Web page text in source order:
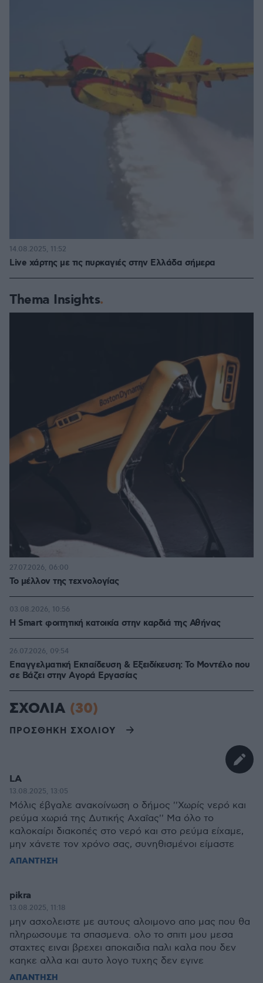
Live χάρτης με τις πυρκαγιές στην Ελλάδα σήμερα
14.08.2025, 11:52
Thema Insights
Το μέλλον της τεχνολογίας
27.07.2026, 06:00
Η Smart φοιτητική κατοικία στην καρδιά της Αθήνας
03.08.2026, 10:56
Επαγγελματική Εκπαίδευση & Εξειδίκευση: Το Mοντέλο που
σε Bάζει στην Aγορά Eργασίας
26.07.2026, 09:54
ΣΧΟΛΙΑ (30)
ΠΡΟΣΘΗΚΗ ΣΧΟΛΙΟΥ
LA
13.08.2025, 13:05
Μόλις έβγαλε ανακοίνωση ο δήμος ''Χωρίς νερό και
ρεύμα χωριά της Δυτικής Αχαΐας'' Μα όλο το
καλοκαίρι διακοπές στο νερό και στο ρεύμα είχαμε,
μην χάνετε τον χρόνο σας, συνηθισμένοι είμαστε
ΑΠΑΝΤΗΣΗ
pikra
13.08.2025, 11:18
μην ασχολειστε με αυτους αλοιμονο απο μας που θα
πληρωσουμε τα σπασμενα. ολο το σπιτι μου μεσα
σταχτες ειναι βρεχει αποκαιδια παλι καλα που δεν
καηκε αλλα και αυτο λογο τυχης δεν εγινε
ΑΠΑΝΤΗΣΗ